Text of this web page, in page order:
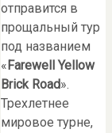
отправится в
прощальный тур
под названием
« Farewell
Yellow
Brick Road».
Трехлетнее
мировое турне,